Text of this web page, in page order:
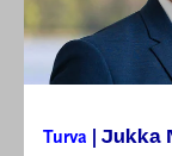
Turva Jukka